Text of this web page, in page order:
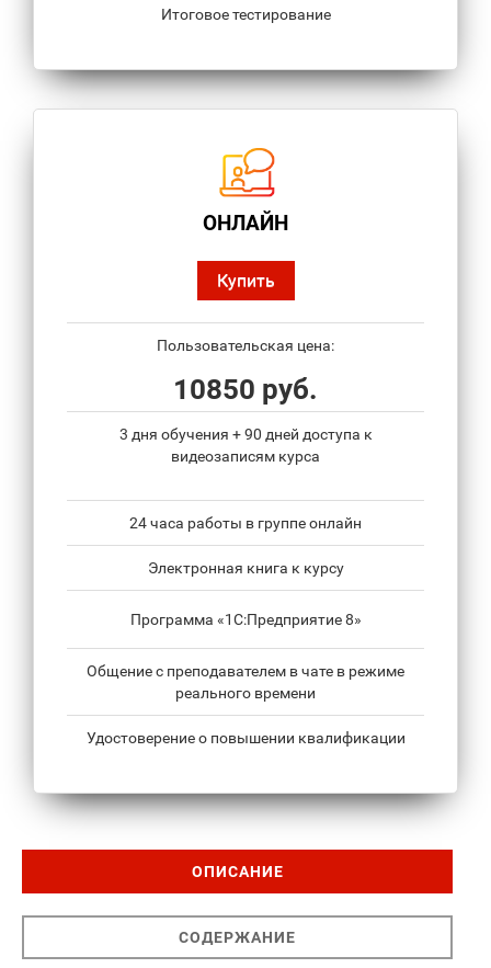
Итоговое тестирование
ОНЛАЙН
Купить
Пользовательская цена:
10850 руб.
3 дня обучения + 90 дней доступа к
видеозаписям курса
24 часа работы в группе онлайн
Электронная книга к курсу
Программа «1С:Предприятие 8»
Общение с преподавателем в чате в режиме
реального времени
Удостоверение о повышении квалификации
ОПИСАНИЕ
СОДЕРЖАНИЕ